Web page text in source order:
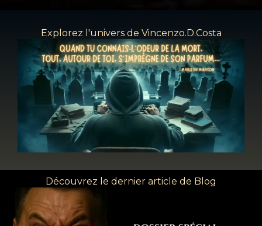
Explorez l'univers de Vincenzo.D.Costa
Découvrez le dernier article de Blog